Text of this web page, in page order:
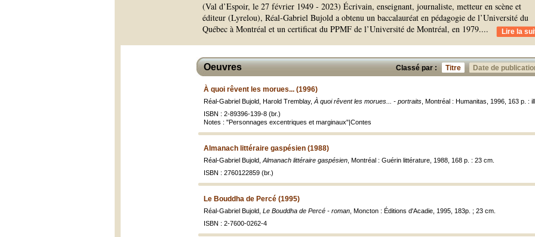
(Val d’Espoir, le 27 février 1949 - 2023) Écrivain, enseignant, journaliste, metteur en scène et
éditeur (Lyrelou), Réal-Gabriel Bujold a obtenu un baccalauréat en pédagogie de l’Université du
Québec à Montréal et un certificat du PPMF de l’Université de Montréal, en 1979.... Lire la
Classé par : Titre Date de
Oeuvres
À quoi rêvent les morues... (1996)
Réal-Gabriel Bujold, Harold Tremblay, À quoi rêvent les morues... - portraits , Montréal : Humanitas, 1996, 163 p. :
ISBN : 2-89396-139-8 (br.)
Notes : "Personnages excentriques et marginaux"|Contes
Almanach littéraire gaspésien (1988)
Réal-Gabriel Bujold, Almanach littéraire gaspésien , Montréal : Guérin littérature, 1988, 168 p. : 23 cm.
ISBN : 2760122859 (br.)
Le Bouddha de Percé (1995)
Réal-Gabriel Bujold, Le Bouddha de Percé - roman , Moncton : Éditions d'Acadie, 1995, 183p. ; 23 cm.
ISBN : 2-7600-0262-4